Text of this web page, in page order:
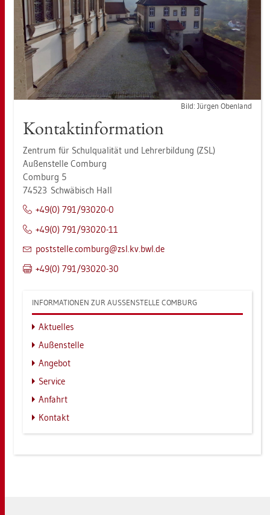
Bild: Jür­gen Oben­land
Kon­tak­t­in­for­ma­ti­on
Zen­trum für Schul­qua­li­tät und Leh­rer­bil­dung (ZSL)
Au­ßen­stel­le Com­burg
Com­burg 5
74523 Schwä­bisch Hall
+49(0) 791/93020-0
+49(0) 791/93020-11
post­stel­le.​comburg@​zsl.​kv.​bwl.​de
+49(0) 791/93020-30
IN­FOR­MA­TIO­NEN ZUR AU­SSEN­STEL­LE COM­BURG
Ak­tu­el­les
Au­ßen­stel­le
An­ge­bot
Ser­vice
An­fahrt
Kon­takt